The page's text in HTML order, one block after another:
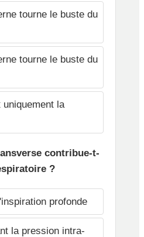
tourne le buste du
tourne le buste du
uniquement la
contribue-t-
?
profonde
la pression intra-